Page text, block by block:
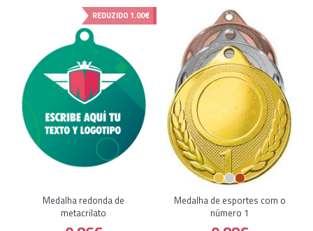
REDUZIDO 1.00€
Medalha redonda de
metacrilato
Medalha de esportes com o
número 1